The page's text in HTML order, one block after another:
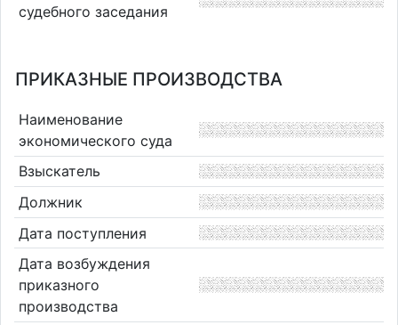
судебного заседания
ПРИКАЗНЫЕ ПРОИЗВОДСТВА
Наименование
экономического суда
Взыскатель
Должник
Дата поступления
Дата возбуждения
приказного
производства